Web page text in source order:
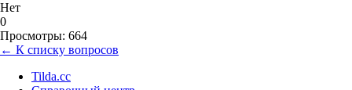
Нет
0
Просмотры: 664
← К списку вопросов
Tilda.cc